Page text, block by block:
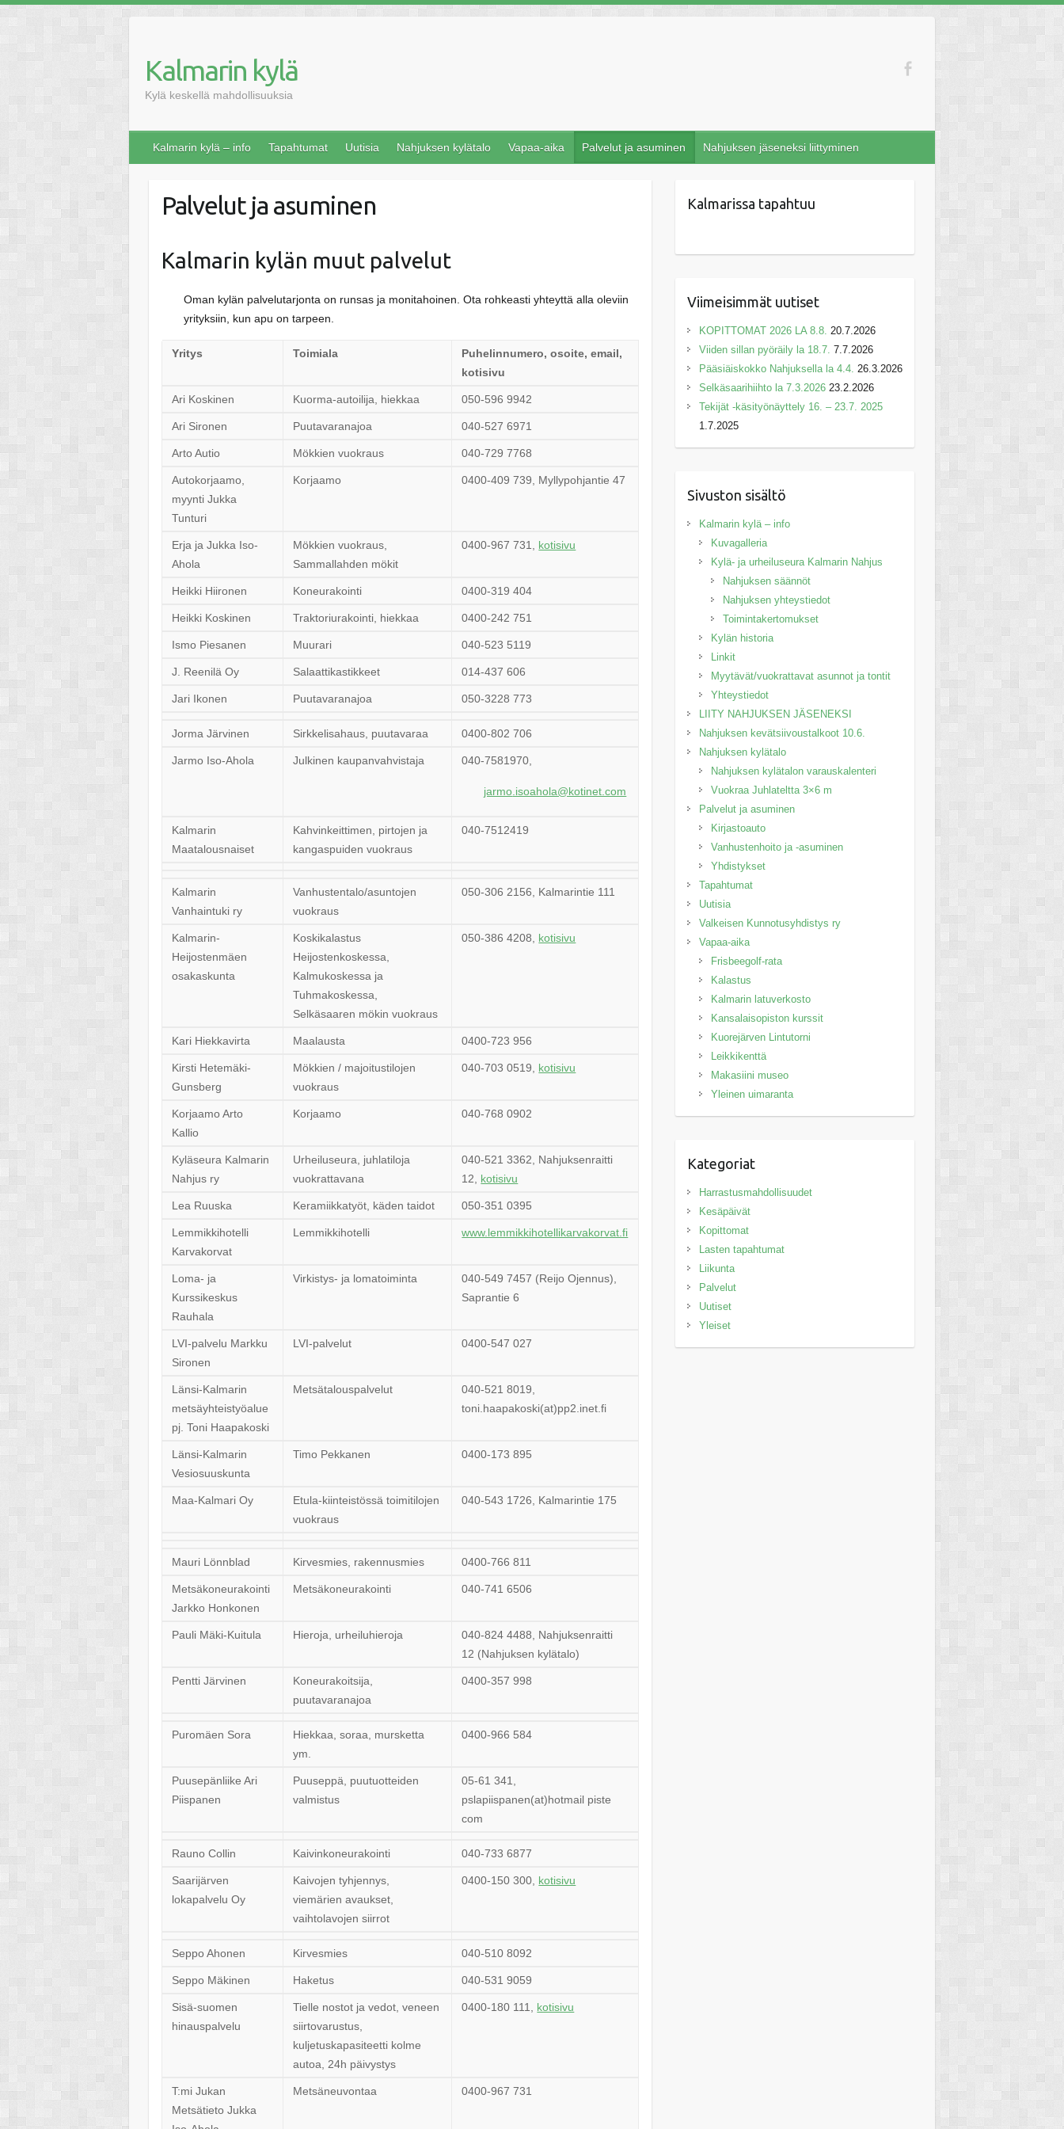
content
Kalmarin kylä
Kylä keskellä mahdollisuuksia
Kalmarin kylä – info Tapahtumat Uutisia Nahjuksen kylätalo Vapaa-aika Palvelut ja asuminen Nahjuksen jäseneksi liittyminen
Palvelut ja asuminen
Kalmarin kylän muut palvelut
Oman kylän palvelutarjonta on runsas ja monitahoinen. Ota rohkeasti yhteyttä alla oleviin
yrityksiin, kun apu on tarpeen.
Yritys Toimiala
Puhelinnumero, osoite, email,
kotisivu
Ari Koskinen Kuorma-autoilija, hiekkaa 050-596 9942
Ari Sironen Puutavaranajoa 040-527 6971
Arto Autio Mökkien vuokraus 040-729 7768
Autokorjaamo,
myynti Jukka
Tunturi
Korjaamo 0400-409 739, Myllypohjantie 47
Erja ja Jukka Iso-
Ahola
Mökkien vuokraus,
Sammallahden mökit
0400-967 731, kotisivu
Heikki Hiironen Koneurakointi 0400-319 404
Heikki Koskinen Traktoriurakointi, hiekkaa 0400-242 751
Ismo Piesanen Muurari 040-523 5119
J. Reenilä Oy Salaattikastikkeet 014-437 606
Jari Ikonen Puutavaranajoa 050-3228 773
Jorma Järvinen Sirkkelisahaus, puutavaraa 0400-802 706
Jarmo Iso-Ahola Julkinen kaupanvahvistaja 040-7581970,
jarmo .isoahola@kotinet.com
Kalmarin
Maatalousnaiset
Kahvinkeittimen, pirtojen ja
kangaspuiden vuokraus
040-7512419
Kalmarin
Vanhaintuki ry
Vanhustentalo/asuntojen
vuokraus
050-306 2156, Kalmarintie 111
Kalmarin-
Heijostenmäen
osakaskunta
Koskikalastus
Heijostenkoskessa,
Kalmukoskessa ja
Tuhmakoskessa,
Selkäsaaren mökin vuokraus
050-386 4208, kotisivu
Kari Hiekkavirta Maalausta 0400-723 956
Kirsti Hetemäki-
Gunsberg
Mökkien / majoitustilojen
vuokraus
040-703 0519, kotisivu
Korjaamo Arto
Kallio
Korjaamo 040-768 0902
Kyläseura Kalmarin
Nahjus ry
Urheiluseura, juhlatiloja
vuokrattavana
040-521 3362, Nahjuksenraitti
12, kotisivu
Lea Ruuska Keramiikkatyöt, käden taidot 050-351 0395
Lemmikkihotelli
Karvakorvat
Lemmikkihotelli www.lemmikkihotellikarvakorvat.fi
Loma- ja
Kurssikeskus
Rauhala
Virkistys- ja lomatoiminta
040-549 7457 (Reijo Ojennus),
Saprantie 6
LVI-palvelu Markku
Sironen
LVI-palvelut 0400-547 027
Länsi-Kalmarin
metsäyhteistyöalue
pj. Toni Haapakoski
Metsätalouspalvelut
040-521 8019,
toni.haapakoski(at)pp2.inet.fi
Länsi-Kalmarin
Vesiosuuskunta
Timo Pekkanen 0400-173 895
Maa-Kalmari Oy
Etula-kiinteistössä toimitilojen
vuokraus
040-543 1726, Kalmarintie 175
Mauri Lönnblad Kirvesmies, rakennusmies 0400-766 811
Metsäkoneurakointi
Jarkko Honkonen
Metsäkoneurakointi 040-741 6506
Pauli Mäki-Kuitula Hieroja, urheiluhieroja
040-824 4488, Nahjuksenraitti
12 (Nahjuksen kylätalo)
Pentti Järvinen
Koneurakoitsija,
puutavaranajoa
0400-357 998
Puromäen Sora
Hiekkaa, soraa, mursketta
ym.
0400-966 584
Puusepänliike Ari
Piispanen
Puuseppä, puutuotteiden
valmistus
05-61 341,
pslapiispanen(at)hotmail piste
com
Rauno Collin Kaivinkoneurakointi 040-733 6877
Saarijärven
lokapalvelu Oy
Kaivojen tyhjennys,
viemärien avaukset,
vaihtolavojen siirrot
0400-150 300, kotisivu
Seppo Ahonen Kirvesmies 040-510 8092
Seppo Mäkinen Haketus 040-531 9059
Sisä-suomen
hinauspalvelu
Tielle nostot ja vedot, veneen
siirtovarustus,
kuljetuskapasiteetti kolme
autoa, 24h päivystys
0400-180 111, kotisivu
T:mi Jukan
Metsätieto Jukka
Metsäneuvontaa 0400-967 731
Kalmarissa tapahtuu
Viimeisimmät uutiset
KOPITTOMAT 2026 LA 8.8. 20.7.2026
Viiden sillan pyöräily la 18.7. 7.7.2026
Pääsiäiskokko Nahjuksella la 4.4. 26.3.2026
Selkäsaarihiihto la 7.3.2026 23.2.2026
Tekijät -käsityönäyttely 16. – 23.7. 2025
1.7.2025
Sivuston sisältö
Kalmarin kylä – info
Kuvagalleria
Kylä- ja urheiluseura Kalmarin Nahjus
Nahjuksen säännöt
Nahjuksen yhteystiedot
Toimintakertomukset
Kylän historia
Linkit
Myytävät/vuokrattavat asunnot ja tontit
Yhteystiedot
LIITY NAHJUKSEN JÄSENEKSI
Nahjuksen kevätsiivoustalkoot 10.6.
Nahjuksen kylätalo
Nahjuksen kylätalon varauskalenteri
Vuokraa Juhlateltta 3×6 m
Palvelut ja asuminen
Kirjastoauto
Vanhustenhoito ja -asuminen
Yhdistykset
Tapahtumat
Uutisia
Valkeisen Kunnotusyhdistys ry
Vapaa-aika
Frisbeegolf-rata
Kalastus
Kalmarin latuverkosto
Kansalaisopiston kurssit
Kuorejärven Lintutorni
Leikkikenttä
Makasiini museo
Yleinen uimaranta
Kategoriat
Harrastusmahdollisuudet
Kesäpäivät
Kopittomat
Lasten tapahtumat
Liikunta
Palvelut
Uutiset
Yleiset